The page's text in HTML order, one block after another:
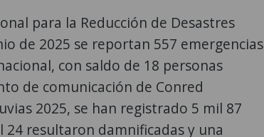
para la Reducción de Desastres
de 2025 se reportan 557 emergencias
con saldo de 18 personas
de comunicación de Conred
2025, se han registrado 5 mil 87
resultaron damnificadas y una